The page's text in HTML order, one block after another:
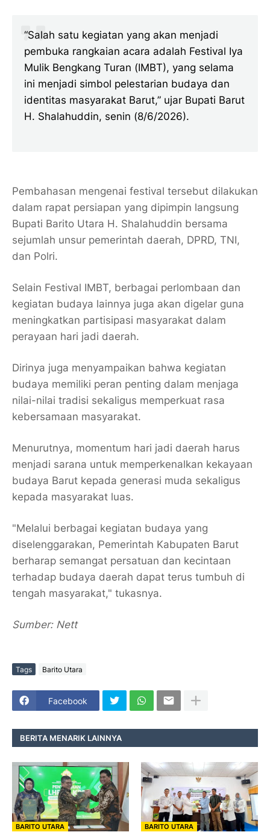
“Salah satu kegiatan yang akan menjadi
pembuka rangkaian acara adalah Festival Iya
Mulik Bengkang Turan (IMBT), yang selama
ini menjadi simbol pelestarian budaya dan
identitas masyarakat Barut,” ujar Bupati Barut
H. Shalahuddin, senin (8/6/2026).
Pembahasan mengenai festival tersebut dilakukan
dalam rapat persiapan yang dipimpin langsung
Bupati Barito Utara H. Shalahuddin bersama
sejumlah unsur pemerintah daerah, DPRD, TNI,
dan Polri.
Selain Festival IMBT, berbagai perlombaan dan
kegiatan budaya lainnya juga akan digelar guna
meningkatkan partisipasi masyarakat dalam
perayaan hari jadi daerah.
Dirinya juga menyampaikan bahwa kegiatan
budaya memiliki peran penting dalam menjaga
nilai-nilai tradisi sekaligus memperkuat rasa
kebersamaan masyarakat.
Menurutnya, momentum hari jadi daerah harus
menjadi sarana untuk memperkenalkan kekayaan
budaya Barut kepada generasi muda sekaligus
kepada masyarakat luas.
"Melalui berbagai kegiatan budaya yang
diselenggarakan, Pemerintah Kabupaten Barut
berharap semangat persatuan dan kecintaan
terhadap budaya daerah dapat terus tumbuh di
tengah masyarakat," tukasnya.
Sumber: Nett
Tags Barito Utara
Facebook
BERITA MENARIK LAINNYA
BARITO UTARA BARITO UTARA